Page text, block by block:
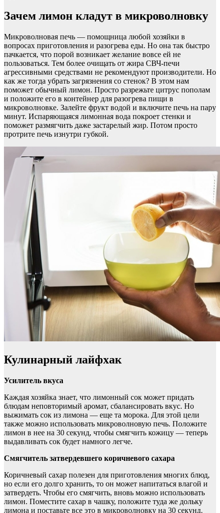
Зачем лимон кладут в микроволновку
Микроволновая печь — помощница любой хозяйки в
вопросах приготовления и разогрева еды. Но она так быстро
пачкается, что порой возникает желание вовсе ей не
пользоваться. Тем более очищать от жира СВЧ-печи
агрессивными средствами не рекомендуют производители. Но
как же тогда убрать загрязнения со стенок? В этом нам
поможет обычный лимон. Просто разрежьте цитрус пополам
и положите его в контейнер для разогрева пищи в
микроволновке. Залейте фрукт водой и включите печь на пару
минут. Испаряющаяся лимонная вода покроет стенки и
поможет размягчить даже застарелый жир. Потом просто
протрите печь изнутри губкой.
Кулинарный лайфхак
Усилитель вкуса
Каждая хозяйка знает, что лимонный сок может придать
блюдам неповторимый аромат, сбалансировать вкус. Но
выжимать сок из лимона — еще та морока. Для этой цели
также можно использовать микроволновую печь. Положите
лимон в нее на 30 секунд, чтобы смягчить кожицу — теперь
выдавливать сок будет намного легче.
Смягчитель затвердевшего коричневого сахара
Коричневый сахар полезен для приготовления многих блюд,
но если его долго хранить, то он может напитаться влагой и
затвердеть. Чтобы его смягчить, вновь можно использовать
лимон. Поместите сахар в чашку, положите туда же дольку
лимона и поставьте все это в микроволновку на 30 секунд.